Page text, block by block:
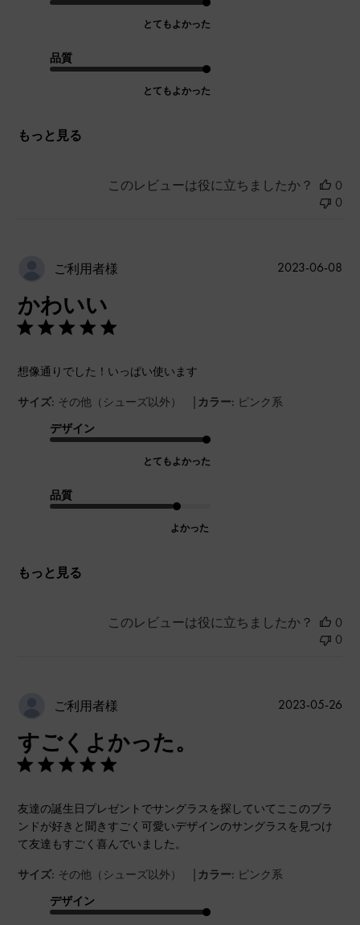
とてもよかった
品質
とてもよかった
もっと見る
このレビューは役に立ちましたか？
0
0
ご利用者様
かわいい
想像通りでした！いっぱい使います
サイズ: その他（シューズ以外） | カラー: ピンク系
デザイン
とてもよかった
品質
よかった
もっと見る
公
2023-06-08
このレビューは役に立ちましたか？
0
0
ご利用者様
すごくよかった。
友達の誕生日プレゼントでサングラスを探していてここのブラ
ンドが好きと聞きすごく可愛いデザインのサングラスを見つけ
て友達もすごく喜んでいました。
サイズ: その他（シューズ以外） | カラー: ピンク系
デザイン
公
2023-05-26